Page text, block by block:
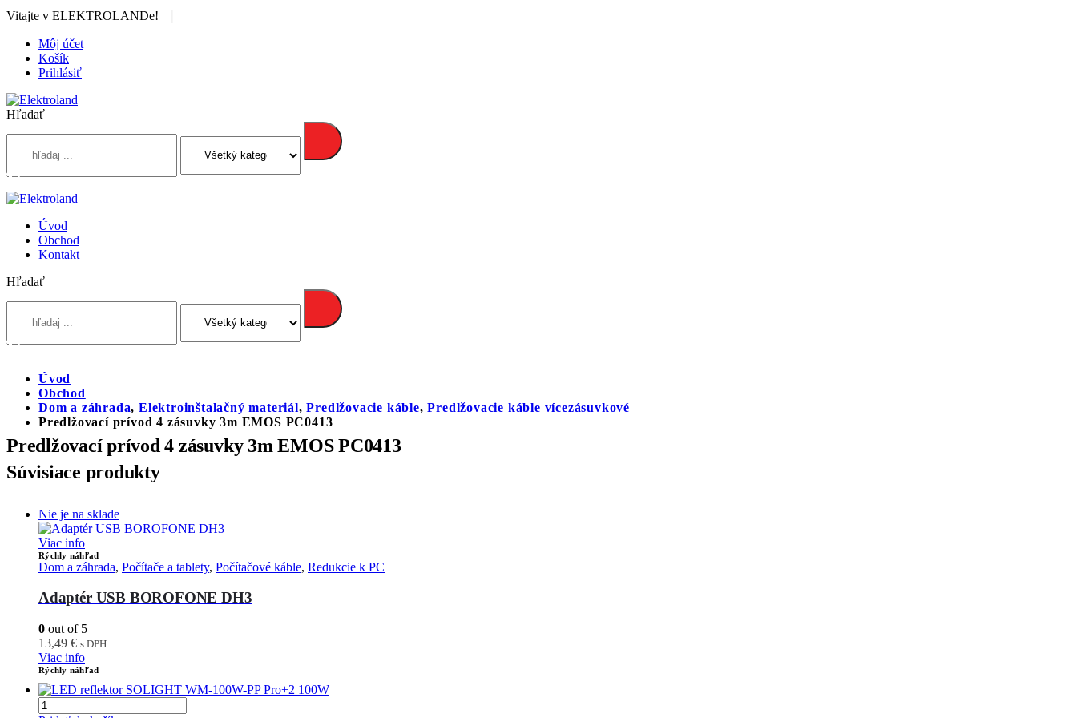
Vitajte v ELEKTROLANDe!
Môj účet
Košík
Prihlásiť
Hľadať
Úvod
Obchod
Kontakt
Hľadať
Úvod
Obchod
Dom a záhrada,Elektroinštalačný materiál,Predlžovacie káble,Predlžovacie káble vícezásuvkové
Predlžovací prívod 4 zásuvky 3m EMOS PC0413
Predlžovací prívod 4 zásuvky 3m EMOS PC0413
Súvisiace produkty
Nie je na sklade
Viac info
Rýchly náhľad
Dom a záhrada, Počítače a tablety, Počítačové káble, Redukcie k PC
Adaptér USB BOROFONE DH3
0 out of 5
13,49 € s DPH
Viac info
Rýchly náhľad